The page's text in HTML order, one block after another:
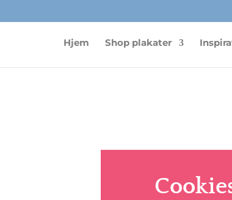
Hjem Shop plakater